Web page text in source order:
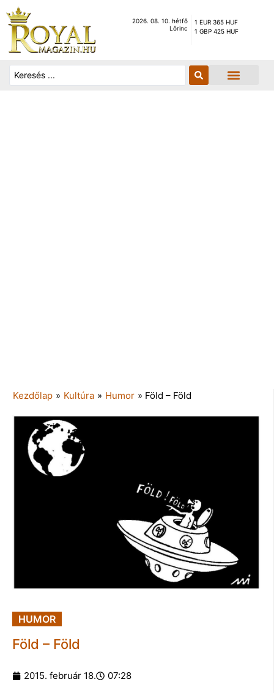
2026. 08. 10. hétfő
Lőrinc
1 EUR 365 HUF
1 GBP 425 HUF
Kezdőlap » Kultúra » Humor » Föld – Föld
HUMOR
Föld – Föld
2015. február 18. 07:28